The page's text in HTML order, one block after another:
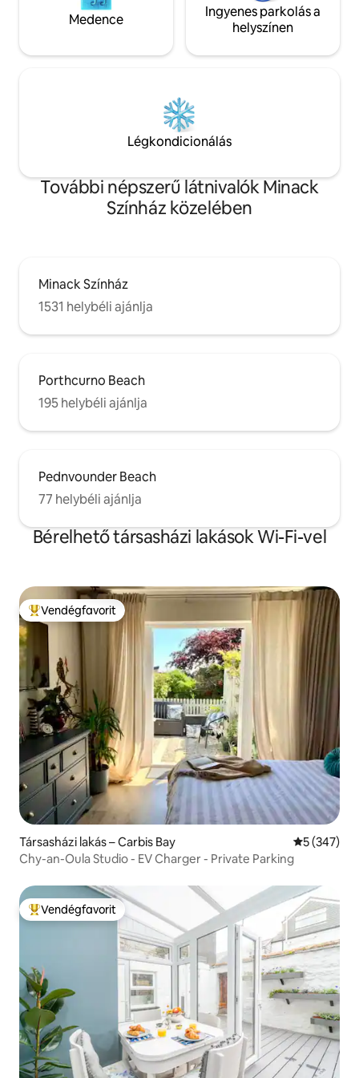
Medence
Ingyenes parkolás a
helyszínen
Légkondicionálás
További népszerű látnivalók Minack
Színház közelében
Minack Színház
1531 helybéli ajánlja
Porthcurno Beach
195 helybéli ajánlja
Pednvounder Beach
77 helybéli ajánlja
Bérelhető társasházi lakások Wi-Fi-vel
Kiemelt vendégfavorit
Vendégfavorit
Társasházi lakás – Carbis Bay Átlagos
5 (347)
Chy-an-Oula Studio - EV Charger - Private Parking
Kiemelt vendégfavorit
Vendégfavorit